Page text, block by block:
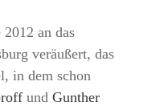
an das
veräußert, das
in dem schon
und Gunther